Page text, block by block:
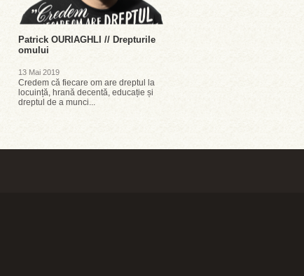
Patrick OURIAGHLI // Drepturile
omului
13 Mai 2019
Credem că fiecare om are dreptul la
locuință, hrană decentă, educație și
dreptul de a munci...